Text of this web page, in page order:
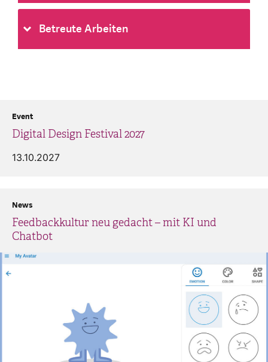
Betreute Arbeiten
Digital Design Festival 2027
Event
13.10.2027
Feedbackkultur neu gedacht – mit KI und
Chatbot
News